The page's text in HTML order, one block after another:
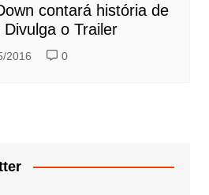
contará história de
o Trailer
2016 0